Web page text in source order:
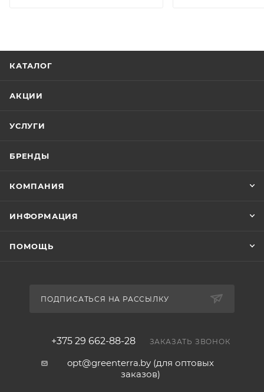
КАТАЛОГ
АКЦИИ
УСЛУГИ
БРЕНДЫ
КОМПАНИЯ
ИНФОРМАЦИЯ
ПОМОЩЬ
ПОДПИСАТЬСЯ НА РАССЫЛКУ
+375 29 662-88-28 ЗАКАЗАТЬ ЗВОНОК
opt@greenterra.by (для оптовых
заказов)